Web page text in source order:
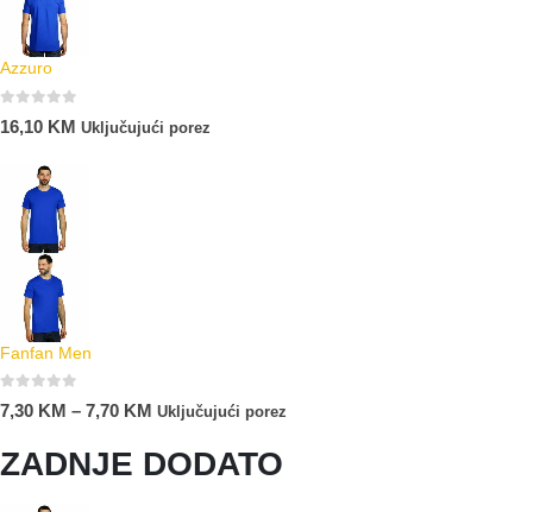
Azzuro
16,10 KM Uključujući porez
Fanfan Men
7,30 KM – 7,70 KM Uključujući porez
ZADNJE DODATO